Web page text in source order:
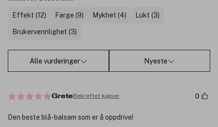
Effekt (12) Farge (9) Mykhet (4) Lukt (3)
Brukervennlighet (3)
Alle vurderinger Nyeste
GreteBekreftet kjøper 0
Den beste blå-balsam som er å oppdrive!